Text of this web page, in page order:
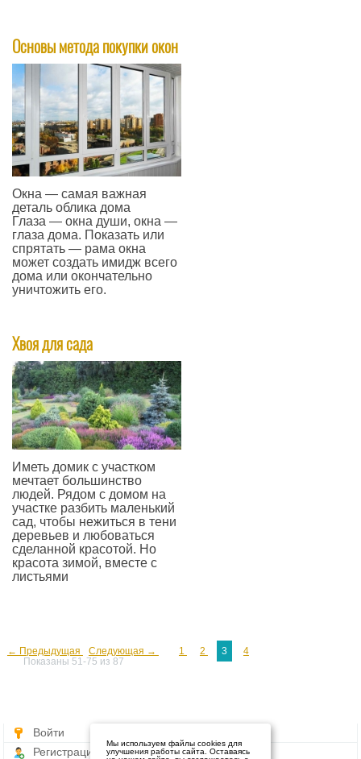
Основы метода покупки окон
Окна — самая важная
деталь облика дома
Глаза — окна души, окна —
глаза дома. Показать или
спрятать — рама окна
может создать имидж всего
дома или окончательно
уничтожить его.
Хвоя для сада
Иметь домик с участком
мечтает большинство
людей. Рядом с домом на
участке разбить маленький
сад, чтобы нежиться в тени
деревьев и любоваться
сделанной красотой. Но
красота зимой, вместе с
листьями
← Предыдущая Следующая → 1 2 3
4
Показаны 51-75 из 87
Войти
Регистрация
Мы используем файлы cookies для
улучшения работы сайта. Оставаясь